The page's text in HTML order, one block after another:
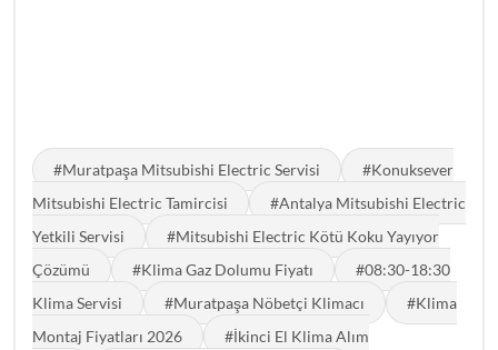
#Muratpaşa Mitsubishi Electric Servisi
#Konuksever
Mitsubishi Electric Tamircisi
#Antalya Mitsubishi Electric
Yetkili Servisi
#Mitsubishi Electric Kötü Koku Yayıyor
Çözümü
#Klima Gaz Dolumu Fiyatı
#08:30-18:30
Klima Servisi
#Muratpaşa Nöbetçi Klimacı
#Klima
Montaj Fiyatları 2026
#İkinci El Klima Alım